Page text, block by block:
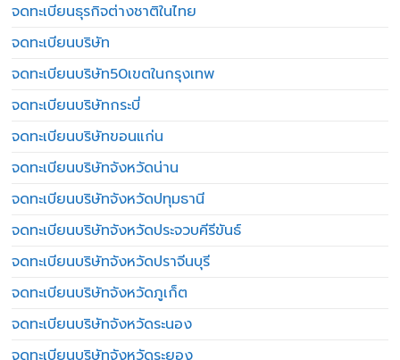
จดทะเบียนธุรกิจต่างชาติในไทย
จดทะเบียนบริษัท
จดทะเบียนบริษัท50เขตในกรุงเทพ
จดทะเบียนบริษัทกระบี่
จดทะเบียนบริษัทขอนแก่น
จดทะเบียนบริษัทจังหวัดน่าน
จดทะเบียนบริษัทจังหวัดปทุมธานี
จดทะเบียนบริษัทจังหวัดประจวบคีรีขันธ์
จดทะเบียนบริษัทจังหวัดปราจีนบุรี
จดทะเบียนบริษัทจังหวัดภูเก็ต
จดทะเบียนบริษัทจังหวัดระนอง
จดทะเบียนบริษัทจังหวัดระยอง